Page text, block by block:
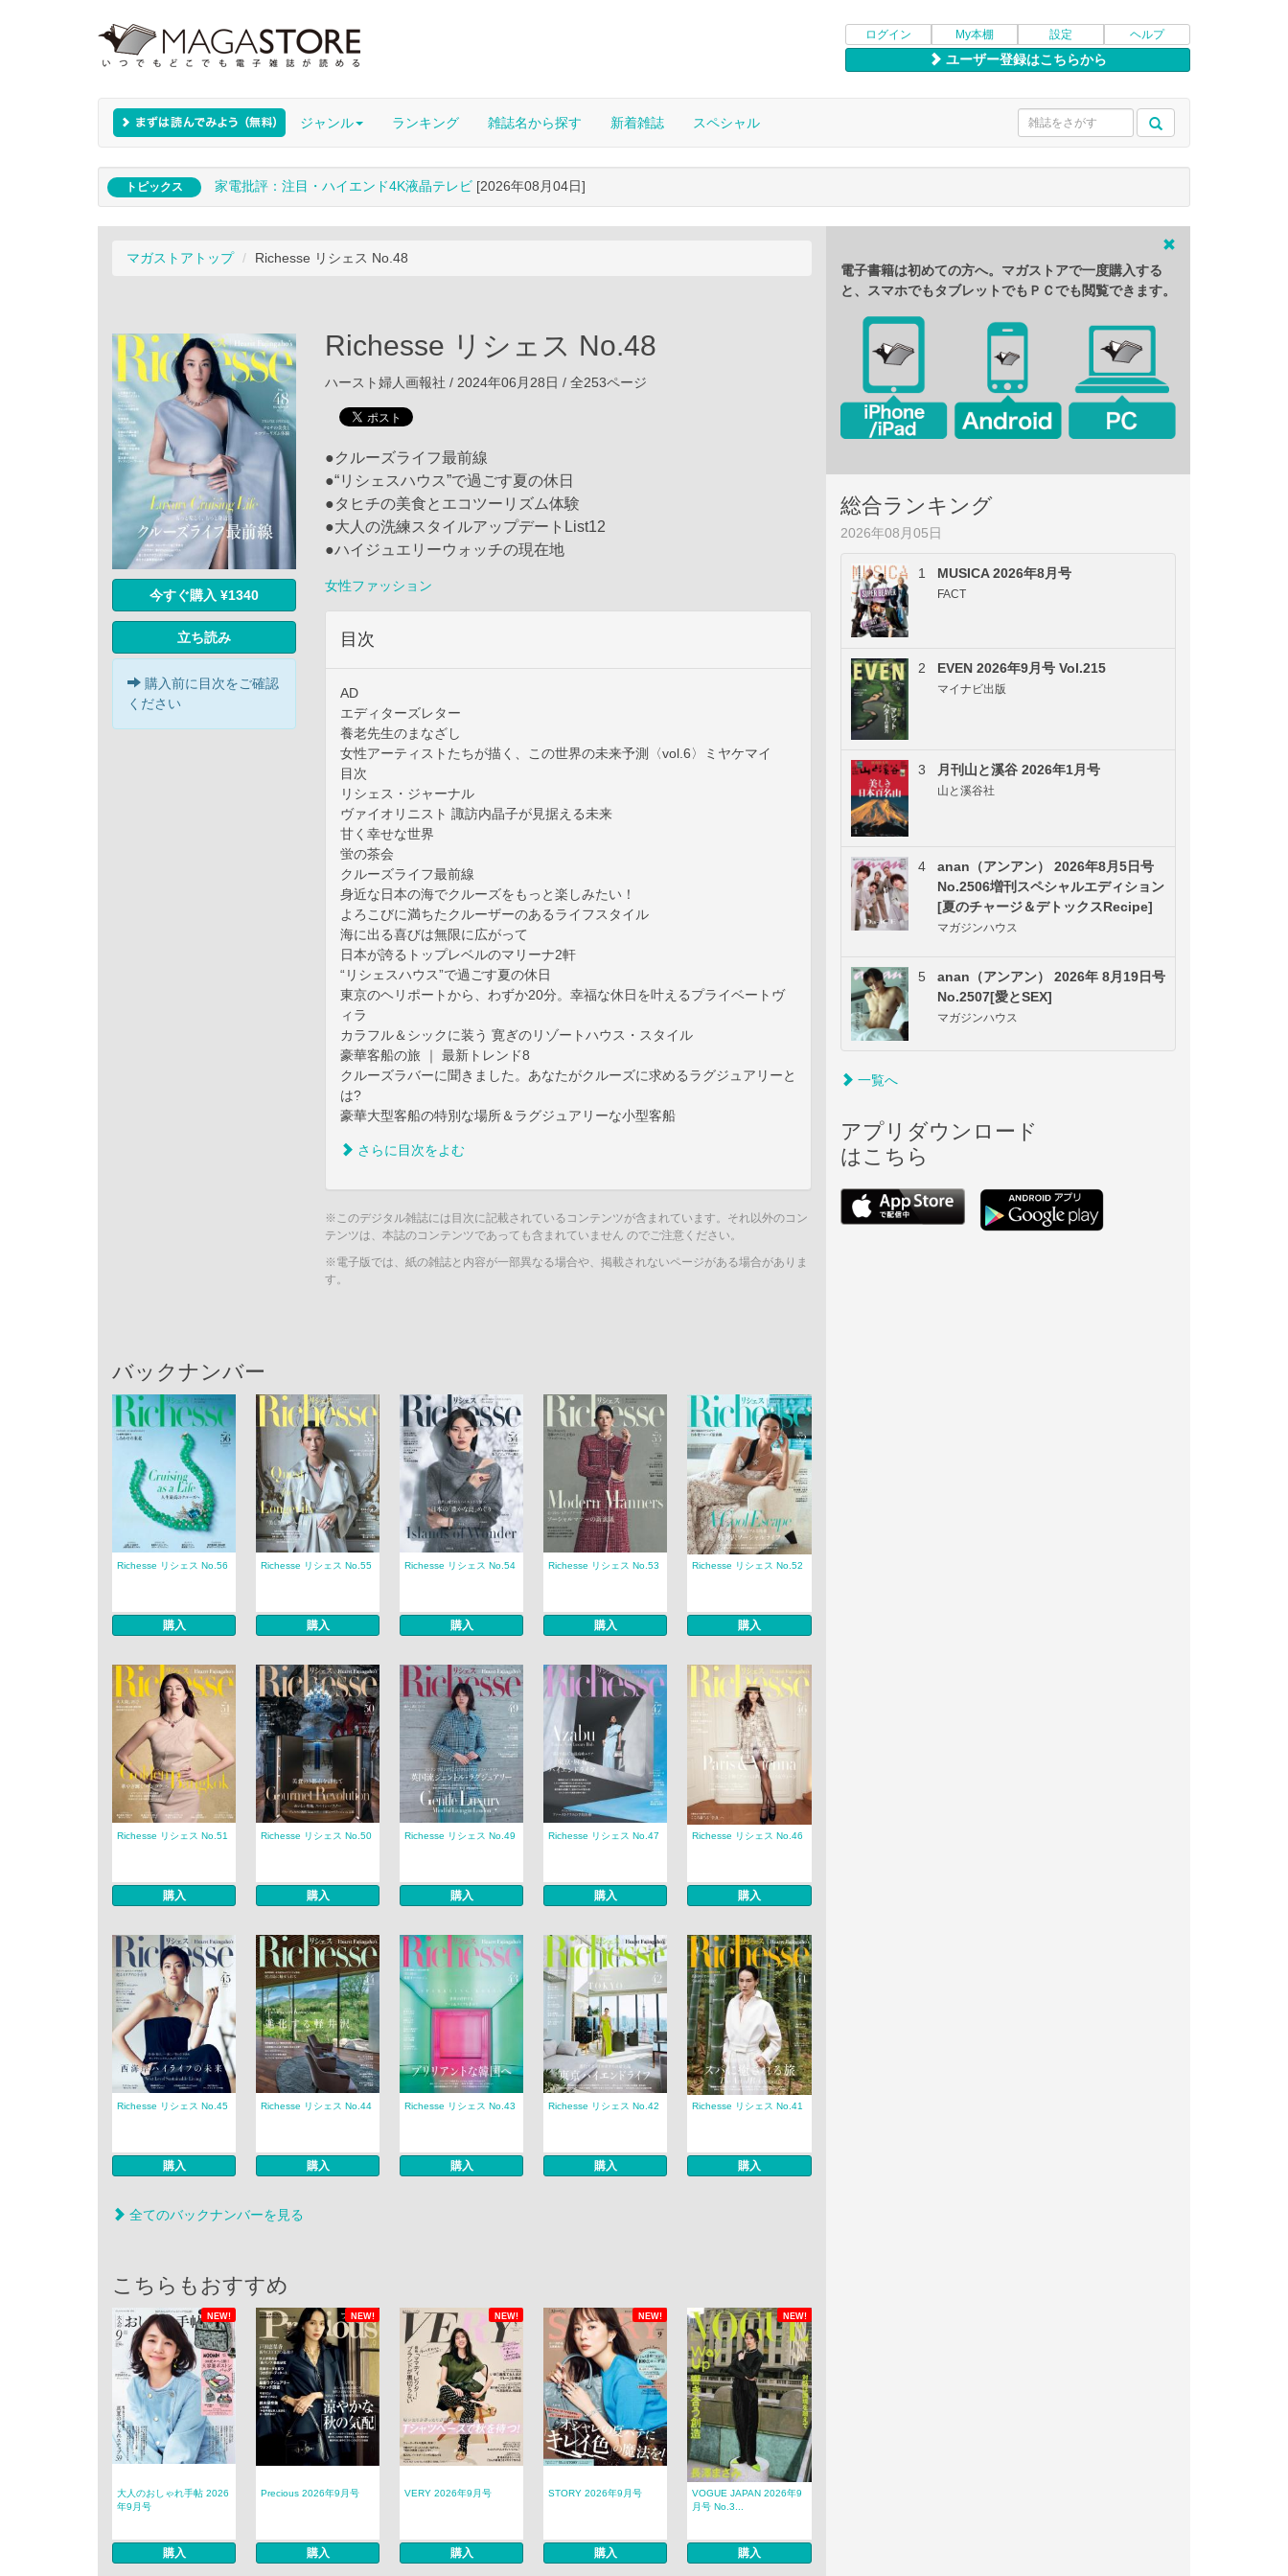
ログイン My本棚 設定 ヘルプ
ユーザー登録はこちらから
ジャンル ランキング 雑誌名から探す 新着雑誌 スペシャル
トピックス 家電批評：注目・ハイエンド4K液晶テレビ [2026年08月04日]
マガストアトップ Richesse リシェス No.48
今すぐ購入 ¥1340
立ち読み
購入前に目次をご確認
ください
Richesse リシェス No.48
ハースト婦人画報社 / 2024年06月28日 / 全253ページ
●クルーズライフ最前線
●“リシェスハウス”で過ごす夏の休日
●タヒチの美食とエコツーリズム体験
●大人の洗練スタイルアップデートList12
●ハイジュエリーウォッチの現在地
女性ファッション
目次
AD
エディターズレター
養老先生のまなざし
女性アーティストたちが描く、この世界の未来予測〈vol.6〉ミヤケマイ
目次
リシェス・ジャーナル
ヴァイオリニスト 諏訪内晶子が見据える未来
甘く幸せな世界
蛍の茶会
クルーズライフ最前線
身近な日本の海でクルーズをもっと楽しみたい！
よろこびに満ちたクルーザーのあるライフスタイル
海に出る喜びは無限に広がって
日本が誇るトップレベルのマリーナ2軒
“リシェスハウス”で過ごす夏の休日
東京のヘリポートから、わずか20分。幸福な休日を叶えるプライベートヴ
ィラ
カラフル＆シックに装う 寛ぎのリゾートハウス・スタイル
豪華客船の旅 ｜ 最新トレンド8
クルーズラバーに聞きました。あなたがクルーズに求めるラグジュアリーと
は?
豪華大型客船の特別な場所＆ラグジュアリーな小型客船
さらに目次をよむ
※このデジタル雑誌には目次に記載されているコンテンツが含まれています。それ以外のコン
テンツは、本誌のコンテンツであっても含まれていません のでご注意ください。
※電子版では、紙の雑誌と内容が一部異なる場合や、掲載されないページがある場合がありま
す。
バックナンバー
Richesse リシェス No.56
購入
Richesse リシェス No.55
購入
Richesse リシェス No.54
購入
Richesse リシェス No.53
購入
Richesse リシェス No.52
購入
Richesse リシェス No.51
購入
Richesse リシェス No.50
購入
Richesse リシェス No.49
購入
Richesse リシェス No.47
購入
Richesse リシェス No.46
購入
Richesse リシェス No.45
購入
Richesse リシェス No.44
購入
Richesse リシェス No.43
購入
Richesse リシェス No.42
購入
Richesse リシェス No.41
購入
全てのバックナンバーを見る
こちらもおすすめ
NEW! NEW! NEW! NEW! NEW!
大人のおしゃれ手帖 2026
年9月号
購入
Precious 2026年9月号
購入
VERY 2026年9月号
購入
STORY 2026年9月号
購入
VOGUE JAPAN 2026年9
月号 No.3...
購入
電子書籍は初めての方へ。マガストアで一度購入する
と、スマホでもタブレットでもＰＣでも閲覧できます。
総合ランキング
2026年08月05日
1 MUSICA 2026年8月号
FACT
2 EVEN 2026年9月号 Vol.215
マイナビ出版
3 月刊山と溪谷 2026年1月号
山と溪谷社
4
anan（アンアン） 2026年8月5日号
No.2506増刊スペシャルエディション
[夏のチャージ＆デトックスRecipe]
マガジンハウス
5
anan（アンアン） 2026年 8月19日号
No.2507[愛とSEX]
マガジンハウス
一覧へ
アプリダウンロード
はこちら